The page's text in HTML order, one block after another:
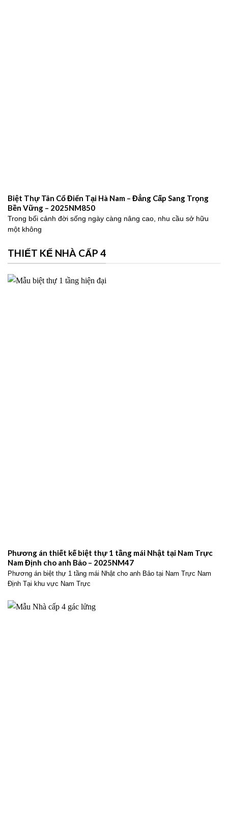
Biệt Thự Tân Cổ Điển Tại Hà Nam – Đẳng Cấp Sang Trọng
Bền Vững – 2025NM850
Trong bối cảnh đời sống ngày càng nâng cao, nhu cầu sở hữu
một không
THIẾT KẾ NHÀ CẤP 4
Phương án thiết kế biệt thự 1 tầng mái Nhật tại Nam Trực
Nam Định cho anh Bảo – 2025NM47
Phương án biệt thự 1 tầng mái Nhật cho anh Bảo tại Nam Trực Nam
Định Tại khu vực Nam Trực